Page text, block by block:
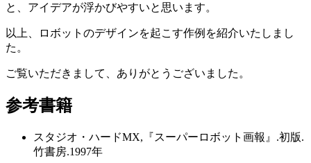
と、アイデアが浮かびやすいと思います。
以上、ロボットのデザインを起こす作例を紹介いたしまし
た。
ご覧いただきまして、ありがとうございました。
参考書籍
スタジオ・ハードMX,『スーパーロボット画報』.初版.
竹書房.1997年